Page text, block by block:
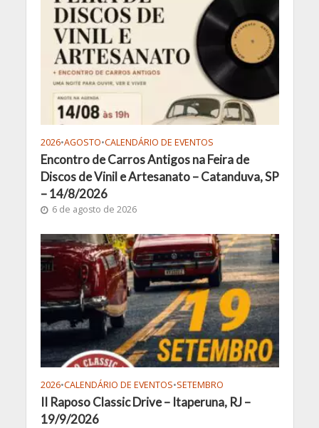
2026•AGOSTO•CALENDÁRIO DE EVENTOS
Encontro de Carros Antigos na Feira de
Discos de Vinil e Artesanato – Catanduva, SP
– 14/8/2026
6 de agosto de 2026
2026•CALENDÁRIO DE EVENTOS•SETEMBRO
II Raposo Classic Drive – Itaperuna, RJ –
19/9/2026